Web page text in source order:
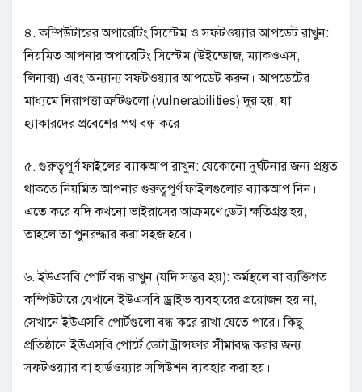
৪. কম্পিউটারের অপারেটিং সিস্টেম ও সফটওয়্যার আপডেট রাখুন:
নিয়মিত আপনার অপারেটিং সিস্টেম (উইন্ডোজ, ম্যাকওএস,
লিনাক্স) এবং অন্যান্য সফটওয়্যার আপডেট করুন। আপডেটের
মাধ্যমে নিরাপত্তা ত্রুটিগুলো (vulnerabilities) দূর হয়, যা
হ্যাকারদের প্রবেশের পথ বন্ধ করে।
৫. গুরুত্বপূর্ণ ফাইলের ব্যাকআপ রাখুন: যেকোনো দুর্ঘটনার জন্য প্রস্তুত
থাকতে নিয়মিত আপনার গুরুত্বপূর্ণ ফাইলগুলোর ব্যাকআপ নিন।
এতে করে যদি কখনো ভাইরাসের আক্রমণে ডেটা ক্ষতিগ্রস্ত হয়,
তাহলে তা পুনরুদ্ধার করা সহজ হবে।
৬. ইউএসবি পোর্ট বন্ধ রাখুন (যদি সম্ভব হয়): কর্মস্থলে বা ব্যক্তিগত
কম্পিউটারে যেখানে ইউএসবি ড্রাইভ ব্যবহারের প্রয়োজন হয় না,
সেখানে ইউএসবি পোর্টগুলো বন্ধ করে রাখা যেতে পারে। কিছু
প্রতিষ্ঠানে ইউএসবি পোর্টে ডেটা ট্রান্সফার সীমাবদ্ধ করার জন্য
সফটওয়্যার বা হার্ডওয়্যার সলিউশন ব্যবহার করা হয়।